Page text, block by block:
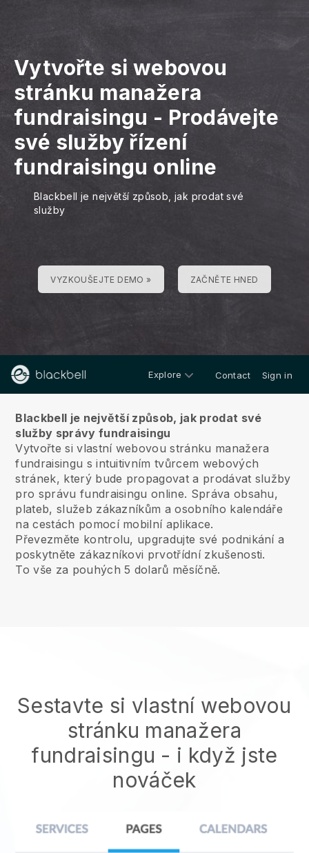
Vytvořte si webovou
stránku manažera
fundraisingu - Prodávejte
své služby řízení
fundraisingu online
Blackbell je největší způsob, jak prodat své
služby
VYZKOUŠEJTE DEMO » ZAČNĚTE HNED
Explore Contact Sign in
Blackbell je největší způsob, jak prodat své
služby správy fundraisingu
Vytvořte si vlastní webovou stránku manažera
fundraisingu s intuitivním tvůrcem webových
stránek, který bude propagovat a prodávat služby
pro správu fundraisingu online. Správa obsahu,
plateb, služeb zákazníkům a osobního kalendáře
na cestách pomocí mobilní aplikace.
Převezměte kontrolu, upgradujte své podnikání a
poskytněte zákazníkovi prvotřídní zkušenosti.
To vše za pouhých 5 dolarů měsíčně.
Sestavte si vlastní webovou
stránku manažera
fundraisingu - i když jste
nováček